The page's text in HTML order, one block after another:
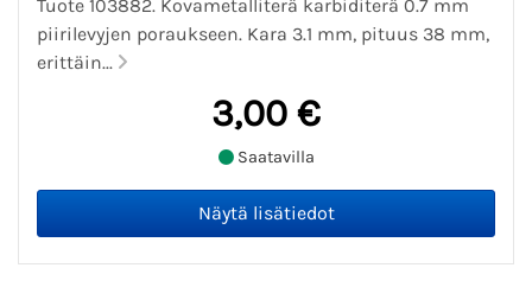
Tuote 103882. Kovametalliterä karbiditerä 0.7 mm
piirilevyjen poraukseen. Kara 3.1 mm, pituus 38 mm,
erittäin...
3,00 €
Saatavilla